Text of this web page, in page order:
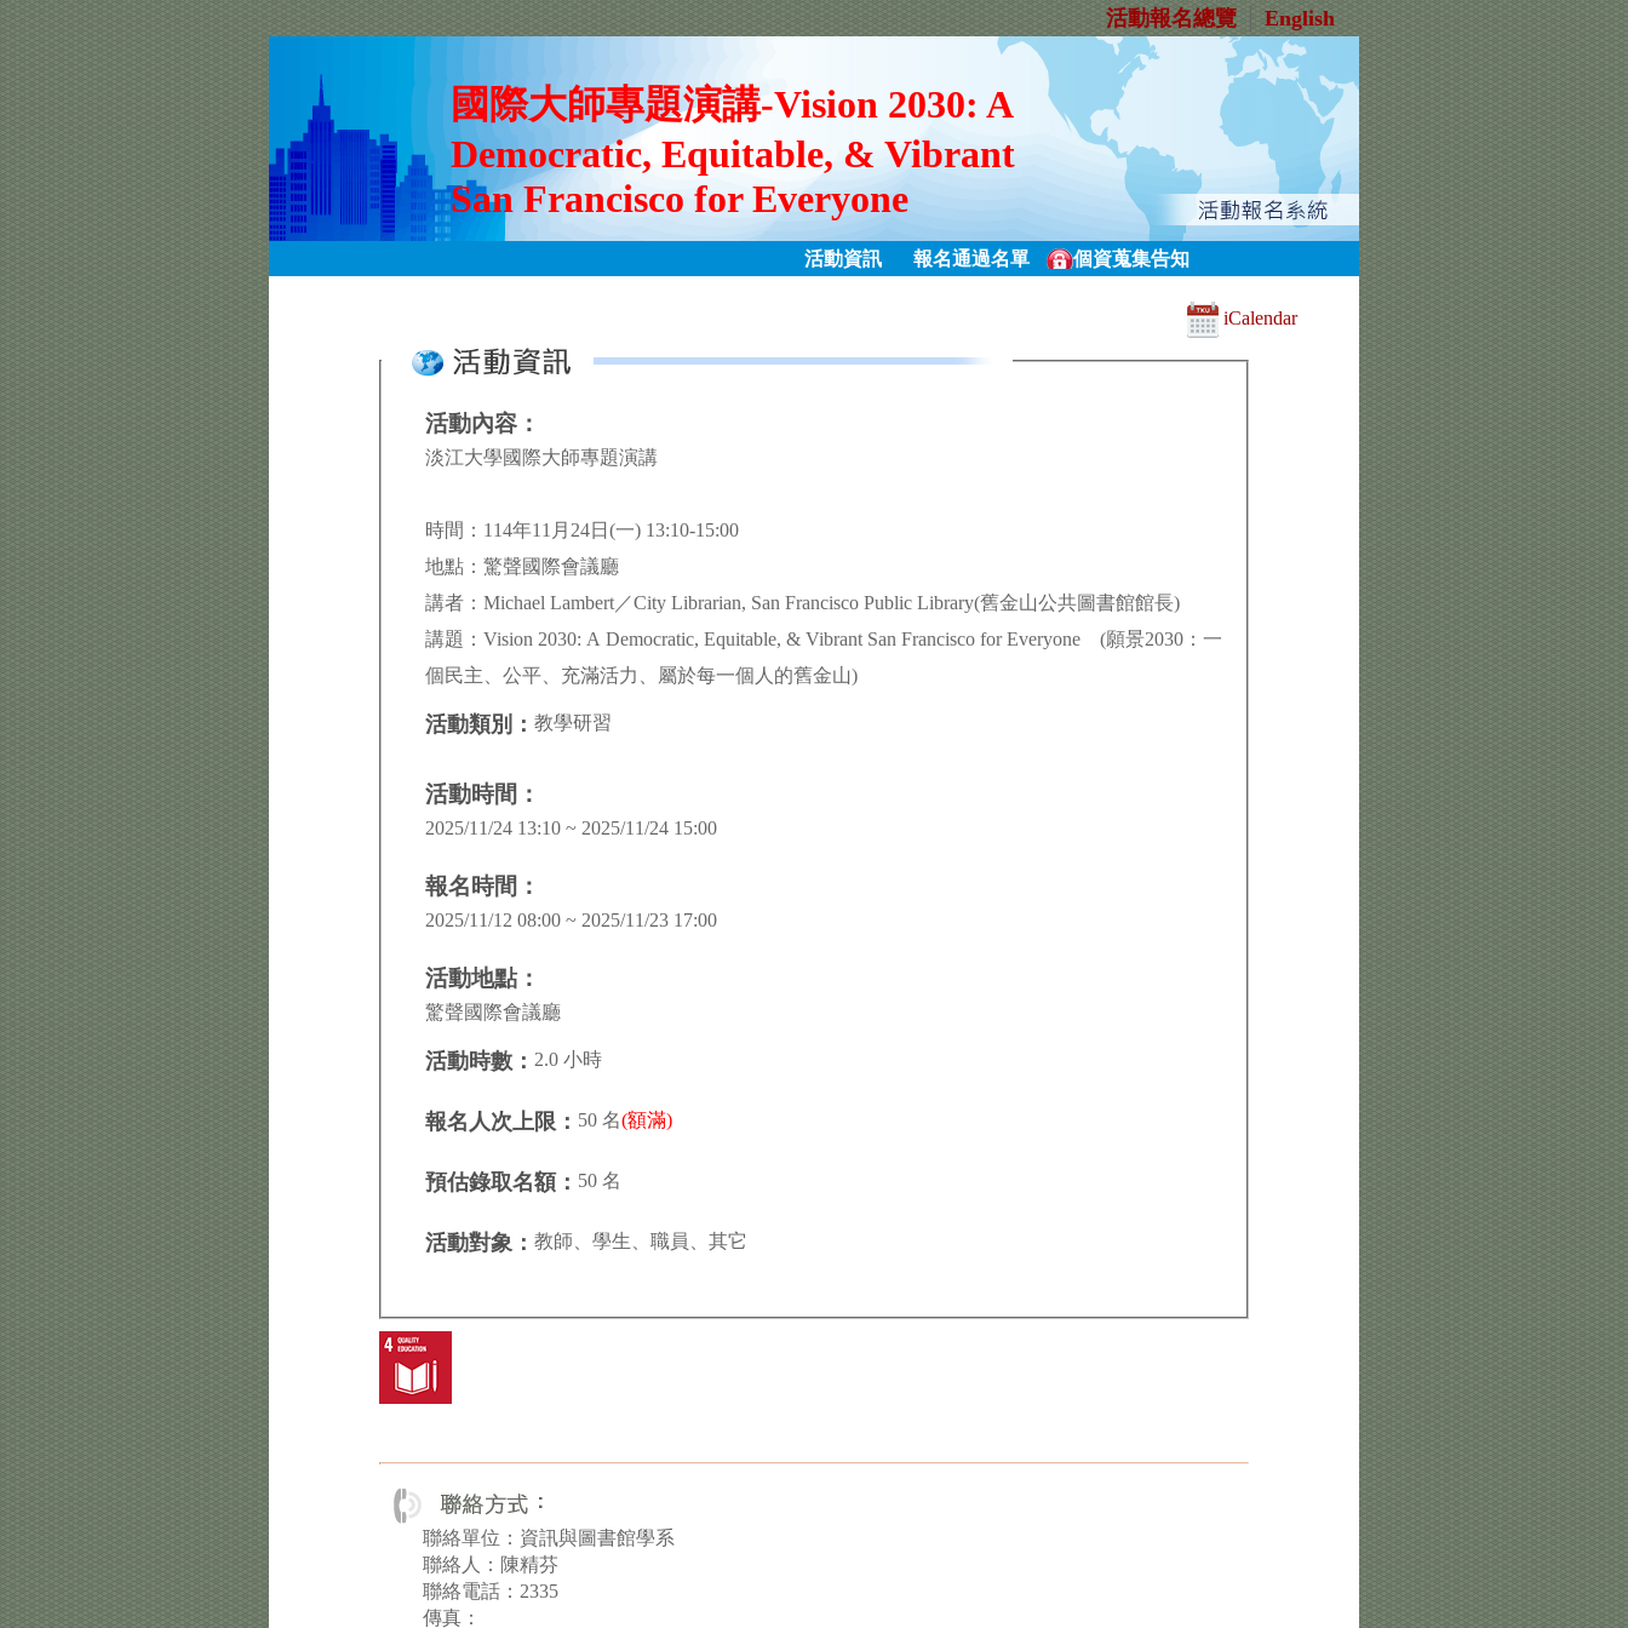
活動報名總覽 English
國際大師專題演講-Vision 2030: A
Democratic, Equitable, & Vibrant
San Francisco for Everyone
活動資訊 報名通過名單 個資蒐集告知
iCalendar
活動內容：
淡江大學國際大師專題演講
時間：114年11月24日(一) 13:10-15:00
地點：驚聲國際會議廳
講者：Michael Lambert／City Librarian, San Francisco Public Library(舊金山公共圖書館館長)
講題：Vision 2030: A Democratic, Equitable, & Vibrant San Francisco for Everyone (願景2030：一
個民主、公平、充滿活力、屬於每一個人的舊金山)
活動類別： 教學研習
活動時間：
2025/11/24 13:10 ~ 2025/11/24 15:00
報名時間：
2025/11/12 08:00 ~ 2025/11/23 17:00
活動地點：
驚聲國際會議廳
活動時數： 2.0 小時
報名人次上限： 50 名(額滿)
預估錄取名額： 50 名
活動對象： 教師、學生、職員、其它
聯絡單位：資訊與圖書館學系
聯絡人：陳精芬
聯絡電話：2335
傳真：